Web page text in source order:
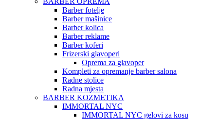
Barber fotelje
Barber mašinice
Barber kolica
Barber reklame
Barber koferi
Frizerski glavoperi
Oprema za glavoper
Kompleti za opremanje barber salona
Radne stolice
Radna mjesta
BARBER KOZMETIKA
IMMORTAL NYC
IMMORTAL NYC gelovi za kosu